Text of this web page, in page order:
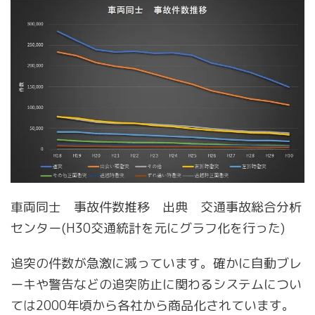
車両同士 事故件数推移 出典 交通事故総合分析
センター(H30交通統計を元にグラフ化を行った)
追突の件数が急激に減っています。確かに自動ブレ
ーキや警告などの追突防止に関わるシステムについ
ては2000年頃から各社から商品化されています。